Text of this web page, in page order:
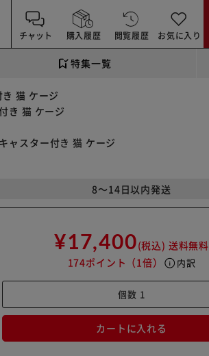
チャット 購入履歴 閲覧履歴 お気に入り
特集一覧
猫 ケージ
き 猫 ケージ
ャスター付き 猫 ケージ
8～14日以内発送
¥17,400(税込) 送料無料
174ポイント （1倍） info 内訳
カートに入れる